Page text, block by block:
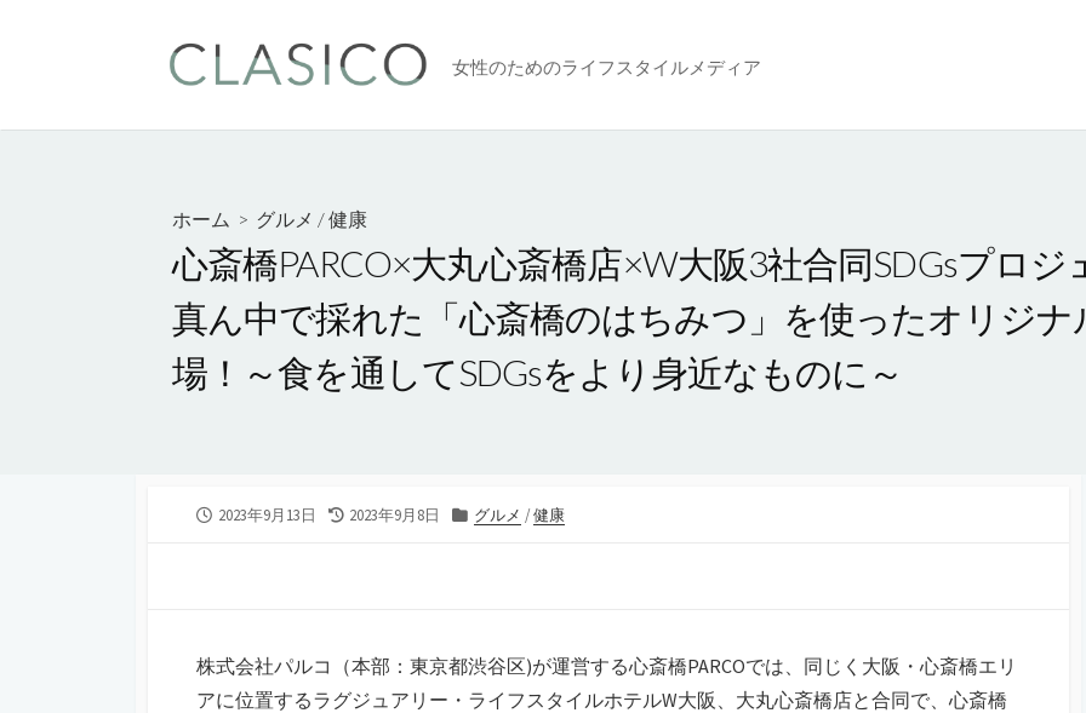
女性のためのライフスタイルメディア
ホーム > グルメ /健康
心斎橋PARCO×大丸心斎橋店×W大阪3社合同SDGsプロ
真ん中で採れた「心斎橋のはちみつ」を使ったオリジ
場！～食を通してSDGsをより身近なものに～
公
2023年9月13日
最
2023年9月8日
カ
グルメ /健康
株式会社パルコ（本部：東京都渋谷区)が運営する心斎橋PARCOでは、同じく大阪・心斎橋エリ
アに位置するラグジュアリー・ライフスタイルホテルW大阪、大丸心斎橋店と合同で、心斎橋